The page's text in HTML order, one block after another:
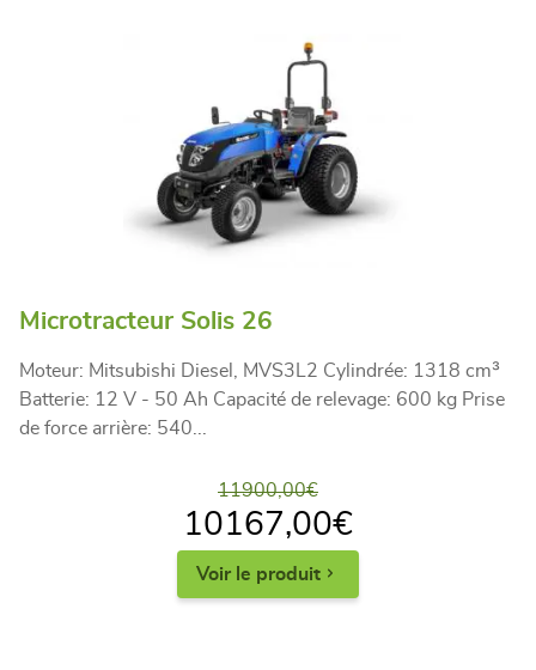
Microtracteur Solis 26
Moteur: Mitsubishi Diesel, MVS3L2 Cylindrée: 1318 cm³
Batterie: 12 V - 50 Ah Capacité de relevage: 600 kg Prise
de force arrière: 540...
11900,00€
10167,00€
Voir le produit